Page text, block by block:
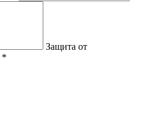
Защита от
*